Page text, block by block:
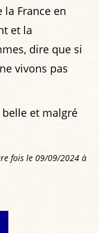
la France en
et la
dire que si
vivons pas
et malgré
fois le 09/09/2024 à